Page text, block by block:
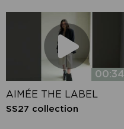
00:34
AIMÉE THE LABEL
SS27 collection